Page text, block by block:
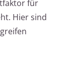
für
Hier sind